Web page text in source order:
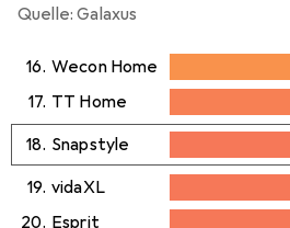
Quelle: Galaxus
16. Wecon Home
17. TT Home
18. Snapstyle
19. vidaXL
8,4%
20. Esprit